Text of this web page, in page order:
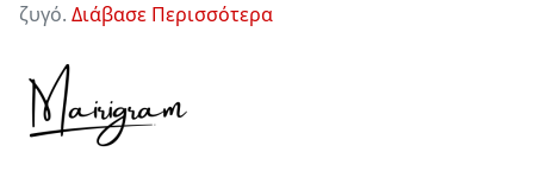
ζυγό. Διάβασε Περισσότερα